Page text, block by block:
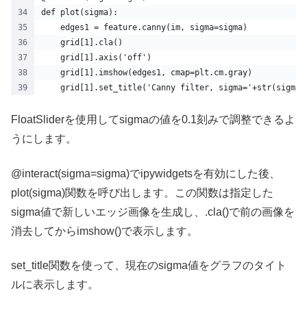
def plot(sigma):
    edges1 = feature.canny(im, sigma=sigma)
    grid[1].cla()
    grid[1].axis('off')
    grid[1].imshow(edges1, cmap=plt.cm.gray)
grid[1].set_title('Canny filter,
FloatSliderを使用してsigmaの値を0.1刻みで調整できるよ
うにします。
@interact(sigma=sigma)でipywidgetsを有効にした後、
plot(sigma)関数を呼び出します。この関数は指定した
sigma値で新しいエッジ画像を生成し、.cla()で前の画像を
消去してからimshow()で表示します。
set_title関数を使って、現在のsigma値をグラフのタイト
ルに表示します。